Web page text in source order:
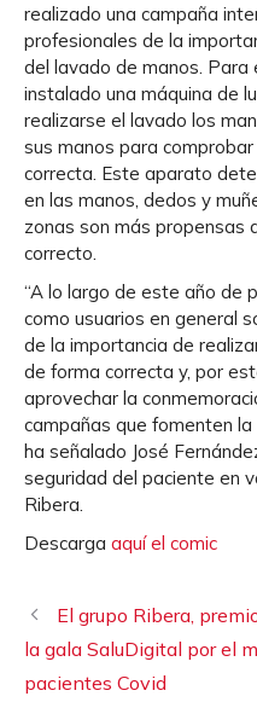
realizado una campaña
profesionales de la
del lavado de manos. Para
instalado una máquina de
realizarse el lavado los
sus manos para
correcta. Este aparato
en las manos, dedos y
zonas son más propensas
correcto.
“A lo largo de este año de
como usuarios en general
de la importancia de
de forma correcta y, por
aprovechar la
campañas que fomenten la
ha señalado José
seguridad del paciente en
Ribera.
Descarga aquí el comic
El grupo Ribera,
la gala SaluDigital por el
pacientes Covid